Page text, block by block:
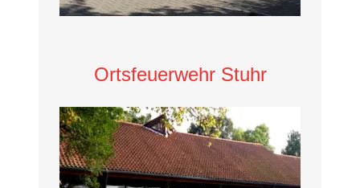
Ortsfeuerwehr Stuhr